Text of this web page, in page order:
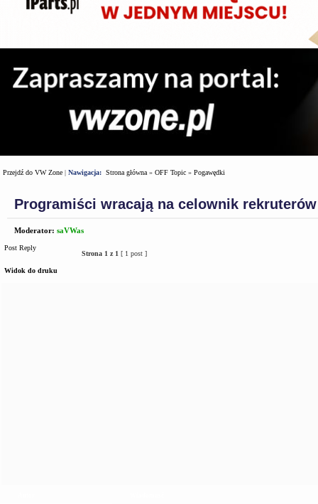
Przejdź do VW Zone | Nawigacja: Strona główna » OFF Topic » Pogawędki
Programiści wracają na celownik
Moderator: saVWas
Post Reply
Strona 1 z 1 [ 1 post ]
Widok do druku